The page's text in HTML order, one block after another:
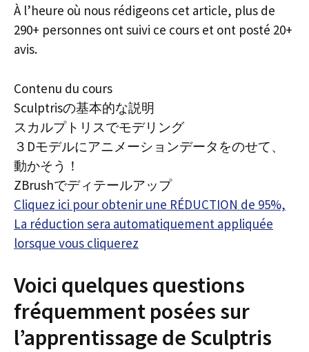
À l’heure où nous rédigeons cet article, plus de
290+ personnes ont suivi ce cours et ont posté 20+
avis.
Contenu du cours
Sculptrisの基本的な説明
スカルプトリスでモデリング
３Dモデルにアニメーションデータをのせて、
動かそう！
ZBrushでディテールアップ
Cliquez ici pour obtenir une RÉDUCTION de 95%,
La réduction sera automatiquement appliquée
lorsque vous cliquerez
Voici quelques questions
fréquemment posées sur
l’apprentissage de Sculptris